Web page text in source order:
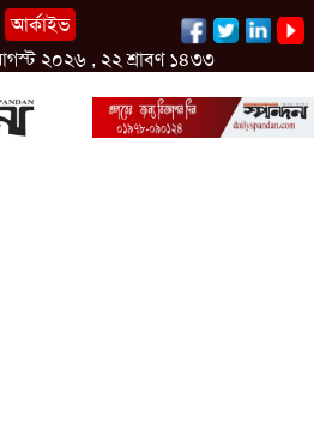
আর্কাইভ
২০২৬ , ২২ শ্রাবণ ১৪৩৩